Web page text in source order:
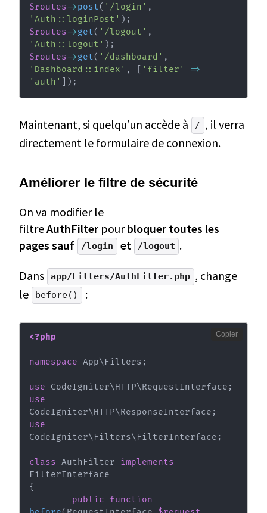
$routes->post( '/login' ,
'Auth::loginPost' ) ;
$routes->get( '/logout' ,
'Auth::logout' ) ;
$routes->get( '/dashboard' ,
'Dashboard::index' , 'filter'
=>
'auth'
) ;
Maintenant, si quelqu’un accède à / , il verra
directement le formulaire de connexion.
Améliorer le filtre de sécurité
On va modifier le
filtreAuthFilter pourbloquer toutes les
pages sauf
/login et /logout .
Dans app/Filters/AuthFilter.php , change
le
before() :
<?php
namespace App\Filters ;
use CodeIgniter\HTTP\RequestInterface ;
use
CodeIgniter\HTTP\ResponseInterface ;
use
CodeIgniter\Filters\FilterInterface ;
class AuthFilter
implements
FilterInterface
{
public
function
Copier